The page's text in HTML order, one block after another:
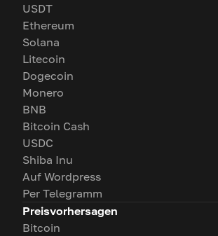
USDT
Ethereum
Solana
Litecoin
Dogecoin
Monero
BNB
Bitcoin Cash
USDC
Shiba Inu
Auf Wordpress
Per Telegramm
Preisvorhersagen
Bitcoin